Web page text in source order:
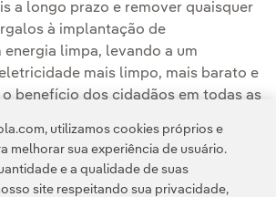
a longo prazo e remover quaisquer
à implantação de
energia limpa, levando a um
mais limpo, mais barato e
o benefício dos cidadãos em todas as
utilizamos cookies próprios e
melhorar sua experiência de usuário.
e a qualidade de suas
site respeitando sua privacidade,